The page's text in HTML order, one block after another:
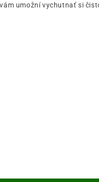
umožní vychutnať si